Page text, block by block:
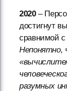
2020–
достигнут
сравнимой с
Непонятно,
разумных